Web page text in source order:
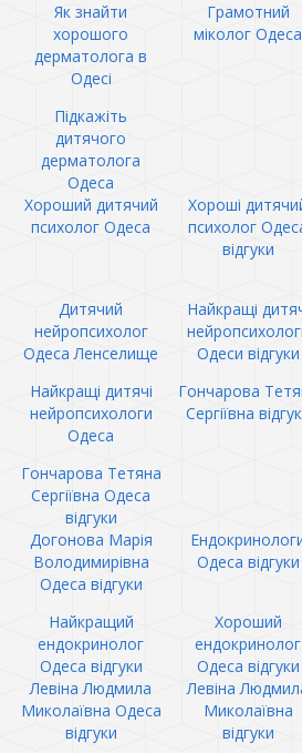
Як знайти
хорошого
дерматолога в
Одесі
Грамотний
міколог Одеса
Підкажіть
дитячого
дерматолога
Одеса
Хороший дитячий
психолог Одеса
Хороші
психолог
відгуки
Дитячий
нейропсихолог
Одеса Ленселище
Найкращі
Одеси відгуки
Найкращі дитячі
нейропсихологи
Одеса
Гончарова
Сергіївна
Гончарова Тетяна
Сергіївна Одеса
відгуки
Догонова Марія
Володимирівна
Одеса відгуки
Одеса відгуки
Найкращий
ендокринолог
Одеса відгуки
Хороший
ендокринолог
Одеса відгуки
Левіна Людмила
Миколаївна Одеса
відгуки
Левіна
Миколаївна
відгуки